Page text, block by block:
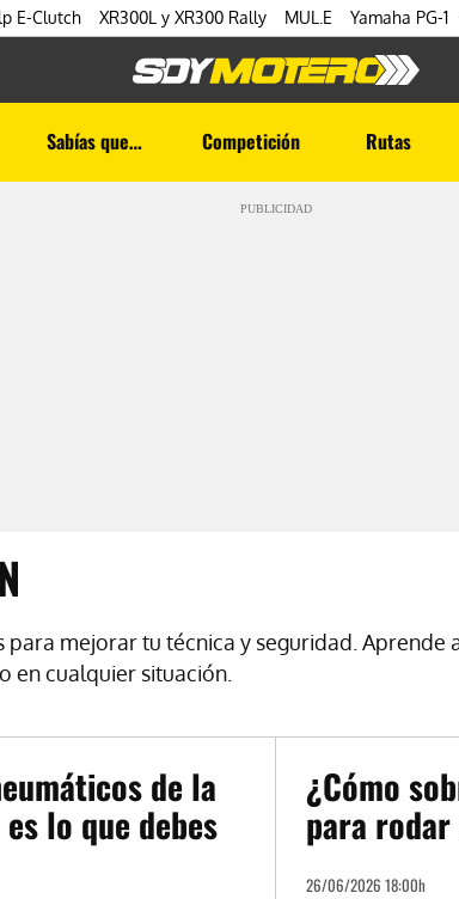
E-Clutch XR300L y XR300 Rally MUL.E Yamaha PG-1
Sabías que… Competición Rutas
PUBLICIDAD
mejorar tu técnica y seguridad.
en cualquier situación.
de la
lo que debes
¿Cómo
para
26/06/2026 18:00h